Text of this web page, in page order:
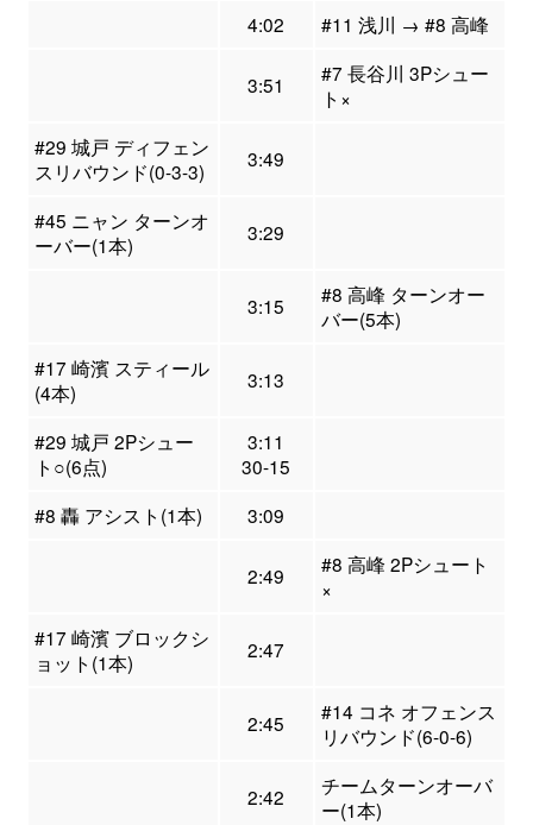
4:02 #11 浅川 → #8 高峰
3:51
#7 長谷川 3Pシュー
ト×
#29 城戸 ディフェン
スリバウンド(0-3-3)
3:49
#45 ニャン ターンオ
ーバー(1本)
3:29
3:15
#8 高峰 ターンオー
バー(5本)
#17 崎濱 スティール
(4本)
3:13
#29 城戸 2Pシュー
ト○(6点)
3:11
30-15
#8 轟 アシスト(1本)
3:09
2:49
#8 高峰 2Pシュート
×
#17 崎濱 ブロックシ
ョット(1本)
2:47
2:45
#14 コネ オフェンス
リバウンド(6-0-6)
2:42
チームターンオーバ
ー(1本)